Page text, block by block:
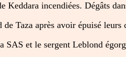
Keddara incendiées. Dégâts
Taza après avoir épuisé leurs
SAS et le sergent Leblond